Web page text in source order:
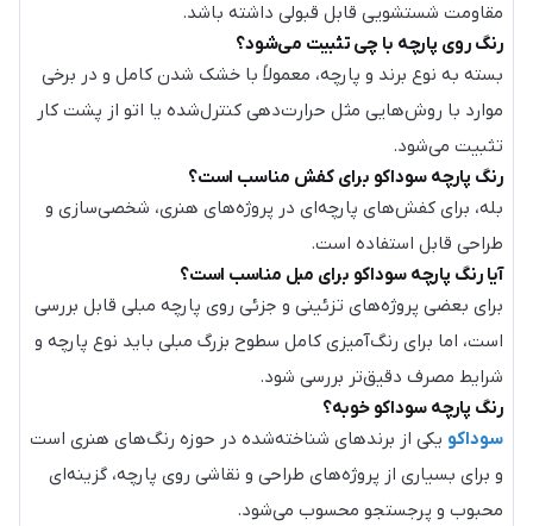
مقاومت شستشویی قابل قبولی داشته باشد.
رنگ روی پارچه با چی تثبیت می‌شود؟
بسته به نوع برند و پارچه، معمولاً با خشک شدن کامل و در برخی
موارد با روش‌هایی مثل حرارت‌دهی کنترل‌شده یا اتو از پشت کار
تثبیت می‌شود.
رنگ پارچه سوداکو برای کفش مناسب است؟
بله، برای کفش‌های پارچه‌ای در پروژه‌های هنری، شخصی‌سازی و
طراحی قابل استفاده است.
آیا رنگ پارچه سوداکو برای مبل مناسب است؟
برای بعضی پروژه‌های تزئینی و جزئی روی پارچه مبلی قابل بررسی
است، اما برای رنگ‌آمیزی کامل سطوح بزرگ مبلی باید نوع پارچه و
شرایط مصرف دقیق‌تر بررسی شود.
رنگ پارچه سوداکو خوبه؟
سوداکو یکی از برندهای شناخته‌شده در حوزه رنگ‌های هنری است
و برای بسیاری از پروژه‌های طراحی و نقاشی روی پارچه، گزینه‌ای
محبوب و پرجستجو محسوب می‌شود.